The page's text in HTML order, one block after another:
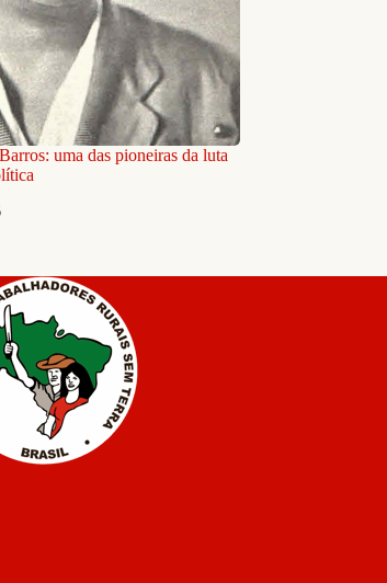
uma das pioneiras da luta